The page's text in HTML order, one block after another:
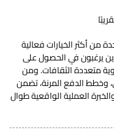
أكثر الخيارات فعالية
يرغبون في الحصول على
متعددة الثقافات. ومن
وخطط الدفع المرنة، تضمن
العملية الواقعية طوال